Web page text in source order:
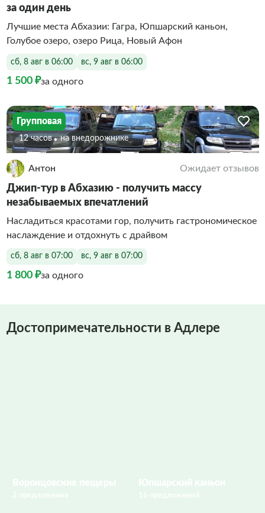
за один день
Лучшие места Абхазии: Гагра, Юпшарский каньон,
Голубое озеро, озеро Рица, Новый Афон
сб, 8 авг в 06:00 вс, 9 авг в 06:00
1 500 ₽за одного
Групповая
12 часов На внедорожнике
Антон Ожидает отзывов
Джип-тур в Абхазию - получить массу
незабываемых впечатлений
Насладиться красотами гор, получить гастрономическое
наслаждение и отдохнуть с драйвом
сб, 8 авг в 07:00 вс, 9 авг в 07:00
1 800 ₽за одного
Достопримечательности в Адлере